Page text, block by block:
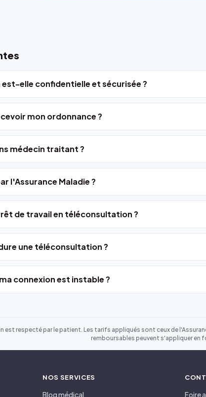
elle confidentielle et sécurisée ?
mon ordonnance ?
médecin traitant ?
l'Assurance Maladie ?
de travail en téléconsultation ?
une téléconsultation ?
connexion est instable ?
est respecté par le patient. Les tarifs appliqués sont ceux de
remboursables peuvent s'appliquer en
NOS SERVICES
Blog médical Foire